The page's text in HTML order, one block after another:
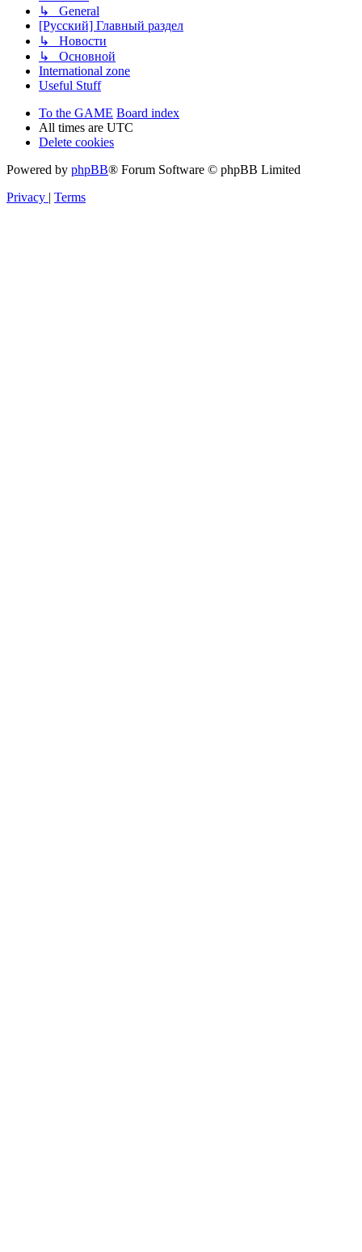
↳ General
[Русский] Главный раздел
↳ Новости
↳ Основной
International zone
Useful Stuff
To the GAME Board index
All times are UTC
Delete cookies
Powered by phpBB® Forum Software © phpBB Limited
Privacy | Terms